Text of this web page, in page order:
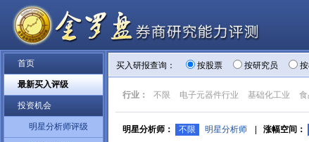
首页
最新买入评级
投资机会
明星分析师评级
买入研报查询： 按股票 按研究员
行业： 不限 电子元器件行业 基础化工业 食
明星分析师： 不限 明星分析师 涨幅空间：